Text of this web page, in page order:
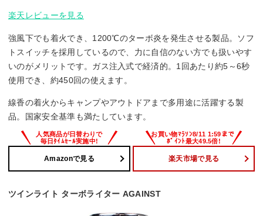
楽天レビューを見る
強風下でも着火でき、1200℃のターボ炎を発生させる製品。ソフ
トスイッチを採用しているので、力に自信のない方でも扱いやす
いのがメリットです。ガス注入式で経済的。1回あたり約5～6秒
使用でき、約450回の使えます。
線香の着火からキャンプやアウトドアまで多用途に活躍する製
品。国家安全基準も満たしています。
Amazonで見る 楽天市場で見る
ツインライト ターボライター AGAINST